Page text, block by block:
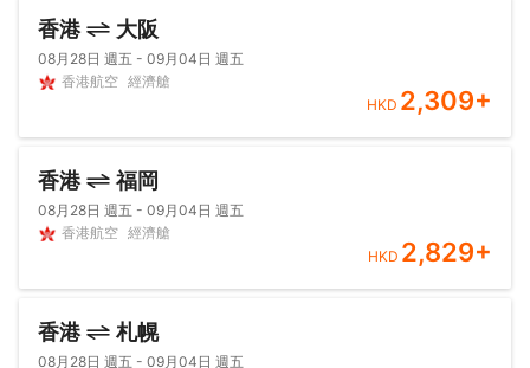
香港 大阪
08月28日 週五 - 09月04日 週五
香港航空 經濟艙
HKD 2,309+
香港 福岡
08月28日 週五 - 09月04日 週五
香港航空 經濟艙
HKD 2,829+
香港 札幌
08月28日 週五 - 09月04日 週五